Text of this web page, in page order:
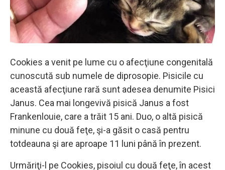
Cookies a venit pe lume cu o afecţiune congenitală
cunoscută sub numele de diprosopie. Pisicile cu
această afecţiune rară sunt adesea denumite Pisici
Janus. Cea mai longevivă pisică Janus a fost
Frankenlouie, care a trăit 15 ani. Duo, o altă pisică
minune cu două feţe, şi-a găsit o casă pentru
totdeauna şi are aproape 11 luni până în prezent.
Urmăriţi-l pe Cookies, pisoiul cu două feţe, în acest